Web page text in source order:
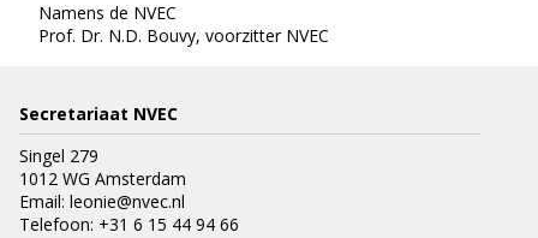
Namens de NVEC
Prof. Dr. N.D. Bouvy, voorzitter NVEC
Secretariaat NVEC
Singel 279
1012 WG Amsterdam
Email: leonie@nvec.nl
Telefoon: +31 6 15 44 94 66